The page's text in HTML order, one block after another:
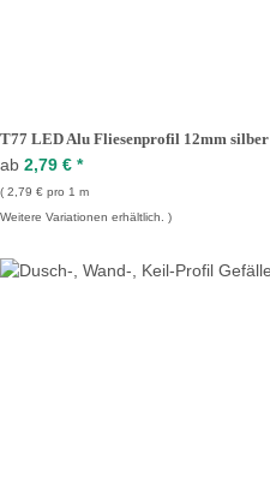
T77 LED Alu Fliesenprofil 12mm silber
ab 2,79 € *
2,79 € pro 1 m
Weitere Variationen erhältlich.